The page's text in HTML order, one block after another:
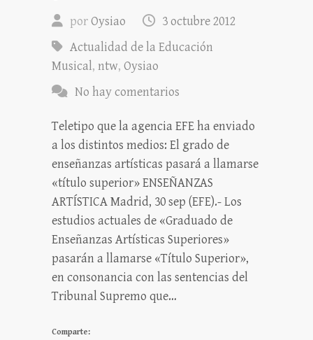
porOysiao
3 octubre 2012
Actualidad de la Educación
Musical, ntw, Oysiao
No hay comentarios
Teletipo que la agencia EFE ha enviado
a los distintos medios: El grado de
enseñanzas artísticas pasará a llamarse
«título superior» ENSEÑANZAS
ARTÍSTICA Madrid, 30 sep (EFE).- Los
estudios actuales de «Graduado de
Enseñanzas Artísticas Superiores»
pasarán a llamarse «Título Superior»,
en consonancia con las sentencias del
Tribunal Supremo que…
Comparte: